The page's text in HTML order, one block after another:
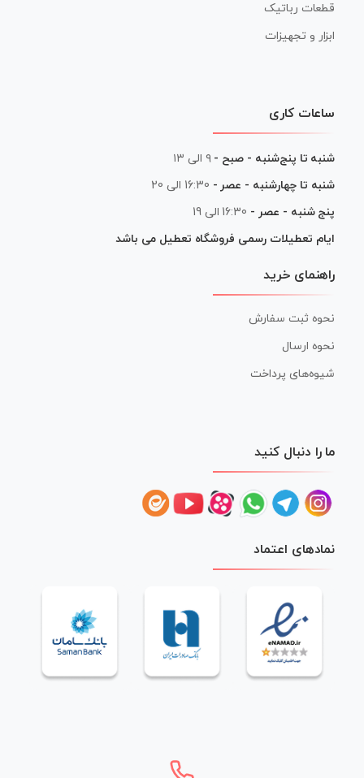
قطعات رباتیک
ابزار و تجهیزات
ساعات کاری
شنبه تا پنج‌شنبه - صبح - ۹ الی ۱۳
شنبه تا چهارشنبه - عصر - 16:30 الی 20
پنج شنبه - عصر - 16:30 الی 19
ایام تعطیلات رسمی فروشگاه تعطیل می باشد
راهنمای خرید
نحوه ثبت سفارش
نحوه ارسال
شیوه‌های پرداخت
ما را دنبال کنید
نمادهای اعتماد